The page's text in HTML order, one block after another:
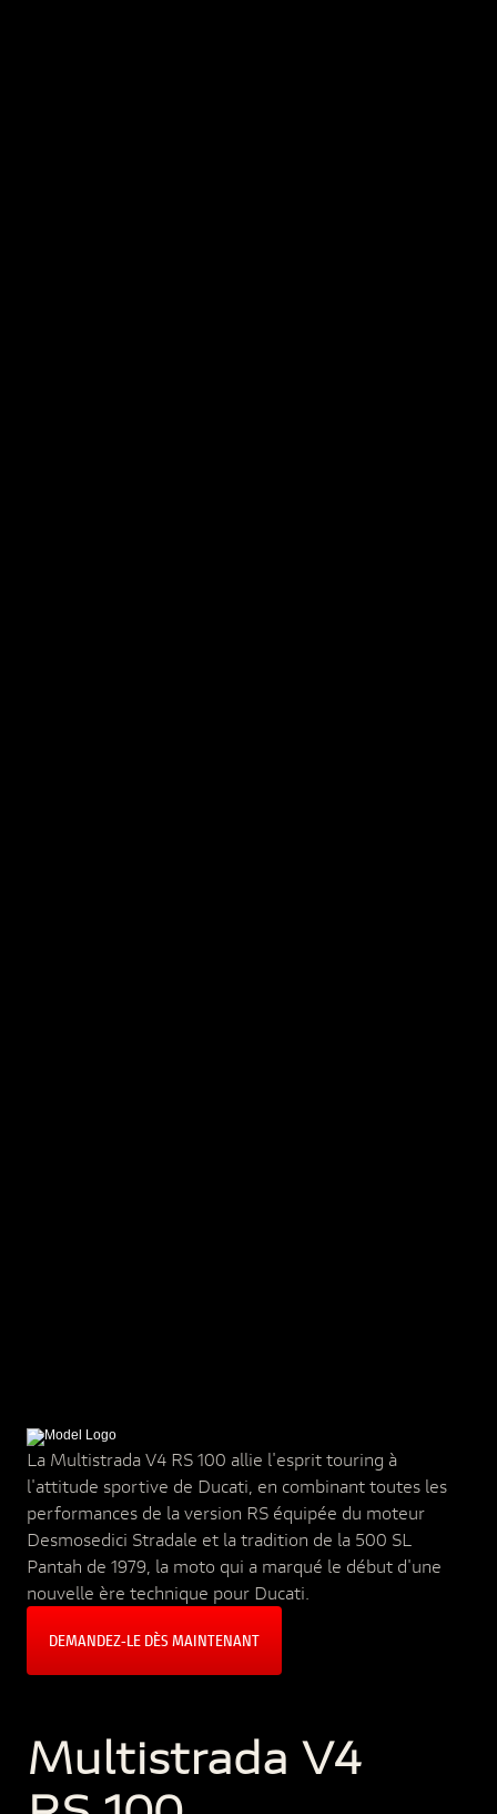
La Multistrada V4 RS 100 allie l'esprit touring à
l'attitude sportive de Ducati, en combinant toutes les
performances de la version RS équipée du moteur
Desmosedici Stradale et la tradition de la 500 SL
Pantah de 1979, la moto qui a marqué le début d'une
nouvelle ère technique pour Ducati.
DEMANDEZ‑LE DÈS MAINTENANT
Multistrada V4